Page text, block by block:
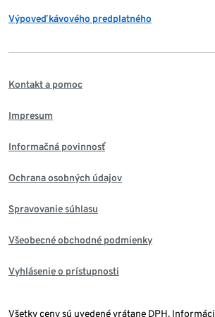
Výpoveď kávového predplatného
Kontakt a pomoc
Impresum
Informačná povinnosť
Ochrana osobných údajov
Spravovanie súhlasu
Všeobecné obchodné podmienky
Vyhlásenie o prístupnosti
Všetky ceny sú uvedené vrátane DPH.